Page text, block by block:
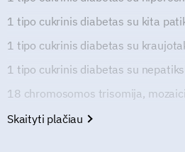
1 tipo cukrinis diabetas su kita
1 tipo cukrinis diabetas su
1 tipo cukrinis diabetas su
18 chromosomos trisomija,
Skaityti plačiau